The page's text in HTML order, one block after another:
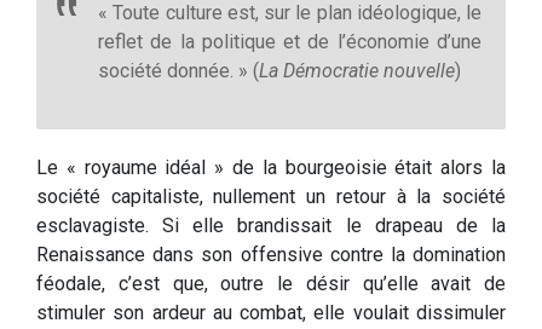
« Toute culture est, sur le plan idéologique, le
reflet de la politique et de l’économie d’une
société donnée. » (La Démocratie nouvelle)
Le « royaume idéal » de la bourgeoisie était alors la
société capitaliste, nullement un retour à la société
esclavagiste. Si elle brandissait le drapeau de la
Renaissance dans son offensive contre la domination
féodale, c’est que, outre le désir qu’elle avait de
stimuler son ardeur au combat, elle voulait dissimuler